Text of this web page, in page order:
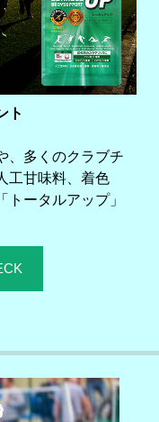
ト
、多くのクラブチ
工甘味料、着色
ータルアップ」